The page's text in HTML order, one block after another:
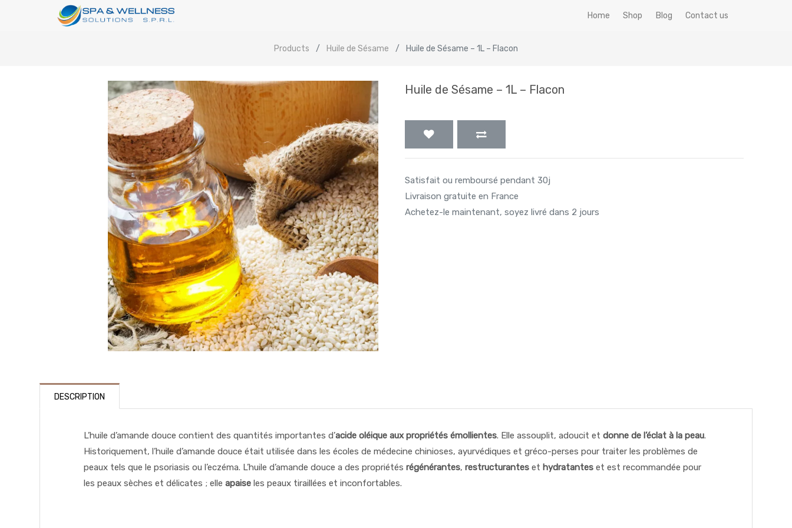
Home Shop Blog Contact us
Products Huile de Sésame Huile de Sésame – 1L – Flacon
Huile de Sésame – 1L – Flacon
Satisfait ou remboursé pendant 30j
Livraison gratuite en France
Achetez-le maintenant, soyez livré dans 2 jours
DESCRIPTION
L’huile d’amande douce contient des quantités importantes d’acide oléique aux propriétés émollientes. Elle assouplit, adoucit etdonne de l’éclat à la peau.
Historiquement, l’huile d’amande douce était utilisée dans les écoles de médecine chinioses, ayurvédiques et gréco-perses pour traiter les problèmes de
peaux tels que le psoriasis ou l’eczéma. L’huile d’amande douce a des propriétésrégénérantes,restructurantes et hydratantes et est recommandée pour
les peaux sèches et délicates ; elleapaise les peaux tiraillées et inconfortables.